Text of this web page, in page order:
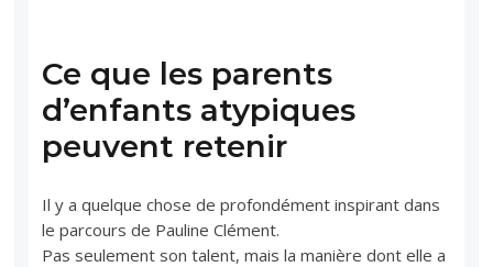
Ce que les parents
d’enfants atypiques
peuvent retenir
Il y a quelque chose de profondément inspirant dans
le parcours de Pauline Clément.
Pas seulement son talent, mais la manière dont elle a